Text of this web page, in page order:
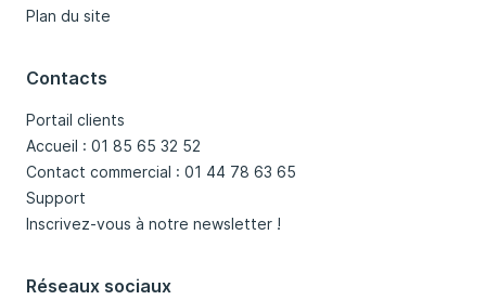
Plan du site
Contacts
Portail clients
Accueil : 01 85 65 32 52
Contact commercial : 01 44 78 63 65
Support
Inscrivez-vous à notre newsletter !
Réseaux sociaux